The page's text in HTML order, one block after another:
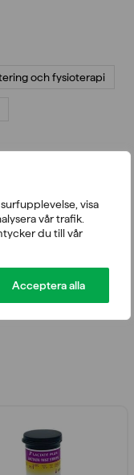
visa
vår trafik.
du till vår
Acceptera alla
och fysioterapi
5m-modeller.